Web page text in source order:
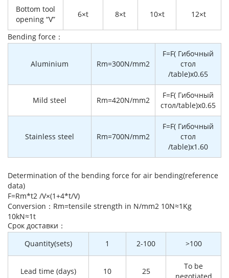
Bottom tool
opening “V”
6×t 8×t 10×t 12×t
Bending force：
Aluminium Rm=300N/mm2
F=F( Гибочный
стол
/table)x0.65
Mild steel Rm=420N/mm2
F=F( Гибочный
стол/table)x0.65
Stainless steel Rm=700N/mm2
F=F( Гибочный
стол
/table)x1.60
Determination of the bending force for air bending(reference
data)
F=Rm*t2 /V×(1+4*t/V)
Conversion：Rm=tensile strength in N/mm2 10N≈1Kg
10kN≈1t
Cрок доставки：
Quantity(sets)
1 2-100 >100
Lead time (days) 10 25
To be